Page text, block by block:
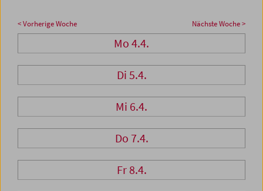
< Vorherige Woche Nächste Woche >
Mo 4.4.
Di 5.4.
Mi 6.4.
Do 7.4.
Fr 8.4.